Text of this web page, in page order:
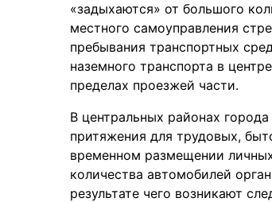
«задыхаются» от большого
местного самоуправления
пребывания транспортных
наземного транспорта в
пределах проезжей части.
В центральных районах
притяжения для трудовых,
временном размещении
количества автомобилей
результате чего возникают